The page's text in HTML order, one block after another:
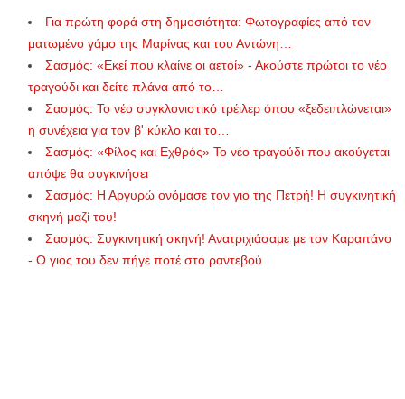
Για πρώτη φορά στη δημοσιότητα: Φωτογραφίες από τον
ματωμένο γάμο της Μαρίνας και του Αντώνη…
Σασμός: «Εκεί που κλαίνε οι αετοί» - Ακούστε πρώτοι το νέο
τραγούδι και δείτε πλάνα από το…
Σασμός: Το νέο συγκλονιστικό τρέιλερ όπου «ξεδειπλώνεται»
η συνέχεια για τον β' κύκλο και το…
Σασμός: «Φίλος και Εχθρός» Το νέο τραγούδι που ακούγεται
απόψε θα συγκινήσει
Σασμός: Η Αργυρώ ονόμασε τον γιο της Πετρή! Η συγκινητική
σκηνή μαζί του!
Σασμός: Συγκινητική σκηνή! Ανατριχιάσαμε με τον Καραπάνο
- Ο γιος του δεν πήγε ποτέ στο ραντεβού